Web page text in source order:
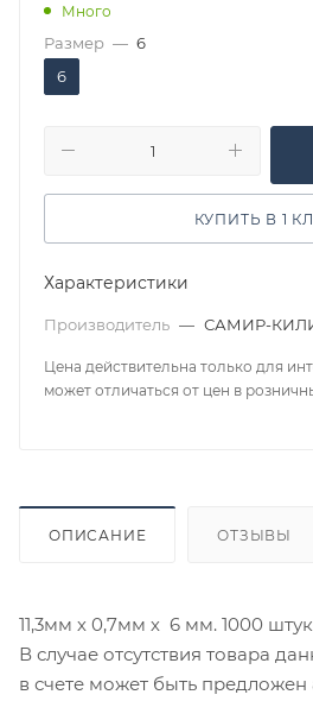
Много
Размер — 6
6
КУПИТЬ В 1
Характеристики
Производитель — САМИР-
Цена действительна только для
может отличаться от цен в
ОПИСАНИЕ ОТЗЫВЫ
11,3мм х 0,7мм х 6 мм. 1000
В случае отсутствия товара
в счете может быть предложен